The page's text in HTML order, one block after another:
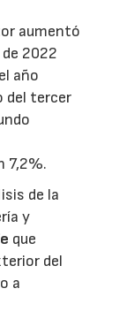
aumentó
2022
año
del tercer
7,2%.
de la
y
que
del
a